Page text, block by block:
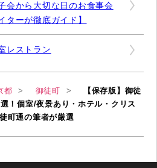
から大切な日のお食事会
ターが徹底ガイド】
レストラン
都 御徒町
【保存版】御徒
！個室/夜景あり・ホテル・クリス
町通の筆者が厳選